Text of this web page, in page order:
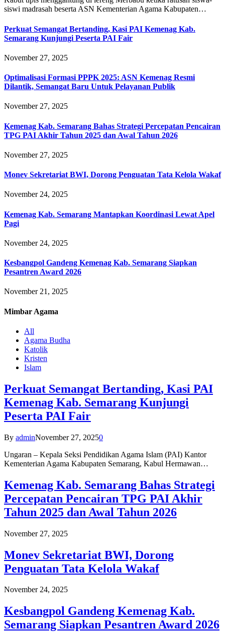
siswi madrasah beserta ASN Kementerian Agama Kabupaten…
Perkuat Semangat Bertanding, Kasi PAI Kemenag Kab.
Semarang Kunjungi Peserta PAI Fair
November 27, 2025
Optimalisasi Formasi PPPK 2025: ASN Kemenag Resmi
Dilantik, Semangat Baru Untuk Pelayanan Publik
November 27, 2025
Kemenag Kab. Semarang Bahas Strategi Percepatan Pencairan
TPG PAI Akhir Tahun 2025 dan Awal Tahun 2026
November 27, 2025
Monev Sekretariat BWI, Dorong Penguatan Tata Kelola Wakaf
November 24, 2025
Kemenag Kab. Semarang Mantapkan Koordinasi Lewat Apel
Pagi
November 24, 2025
Kesbangpol Gandeng Kemenag Kab. Semarang Siapkan
Pesantren Award 2026
November 21, 2025
Mimbar Agama
All
Agama Budha
Katolik
Kristen
Islam
Perkuat Semangat Bertanding, Kasi PAI
Kemenag Kab. Semarang Kunjungi
Peserta PAI Fair
By adminNovember 27, 20250
Ungaran – Kepala Seksi Pendidikan Agama Islam (PAI) Kantor
Kementerian Agama Kabupaten Semarang, Kabul Hermawan…
Kemenag Kab. Semarang Bahas Strategi
Percepatan Pencairan TPG PAI Akhir
Tahun 2025 dan Awal Tahun 2026
November 27, 2025
Monev Sekretariat BWI, Dorong
Penguatan Tata Kelola Wakaf
November 24, 2025
Kesbangpol Gandeng Kemenag Kab.
Semarang Siapkan Pesantren Award 2026